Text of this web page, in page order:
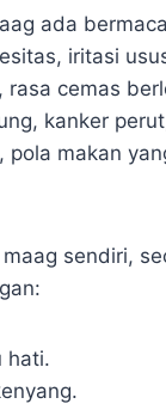
ada
iritasi
cemas
kanker
makan
sendiri,
hati.